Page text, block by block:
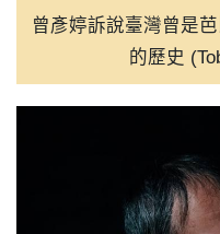
曾彥婷訴說臺灣曾是
的歷史